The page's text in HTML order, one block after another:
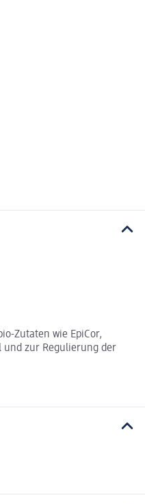
Zutaten wie EpiCor,
und zur Regulierung der